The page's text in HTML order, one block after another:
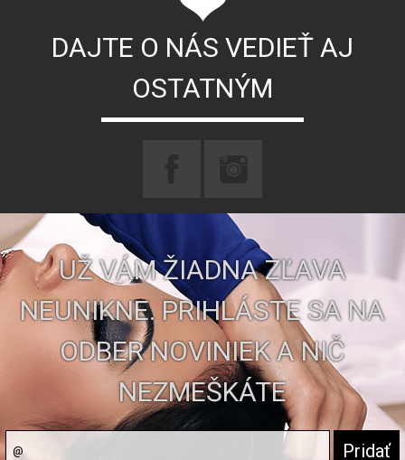
DAJTE O NÁS VEDIEŤ AJ
OSTATNÝM
UŽ VÁM ŽIADNA ZĽAVA
NEUNIKNE. PRIHLÁSTE SA NA
ODBER NOVINIEK A NIČ
NEZMEŠKÁTE